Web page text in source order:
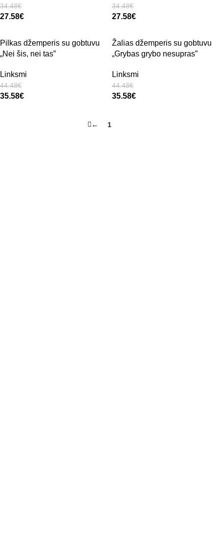
34.48€
27.58€
34.48€
27.58€
Pilkas džemperis su gobtuvu
„Nei šis, nei tas”
Linksmi
44.48€
35.58€
Žalias džemperis su gobtuvu
„Grybas grybo nesupras”
Linksmi
44.48€
35.58€
← 1